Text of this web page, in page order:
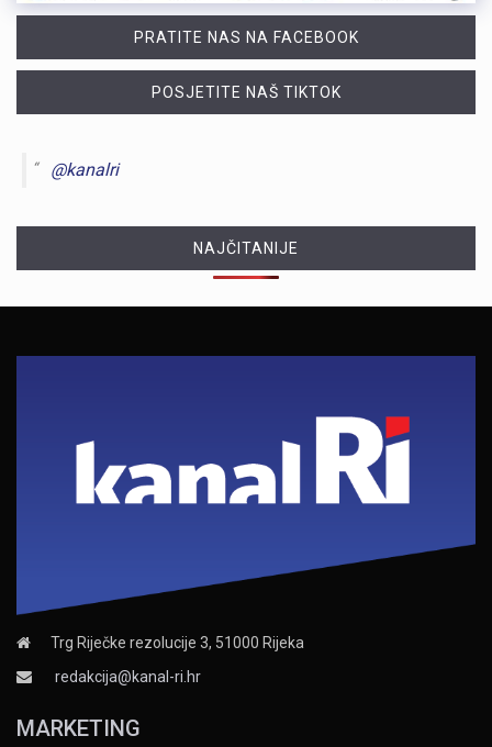
PRATITE NAS NA FACEBOOK
POSJETITE NAŠ TIKTOK
@kanalri
NAJČITANIJE
Trg Riječke rezolucije 3, 51000 Rijeka
redakcija@kanal-ri.hr
MARKETING